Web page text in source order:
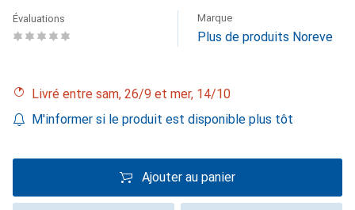
Évaluations Marque
Plus de produits Noreve
Livré entre sam, 26/9 et mer, 14/10
M'informer si le produit est disponible plus tôt
Ajouter au panier